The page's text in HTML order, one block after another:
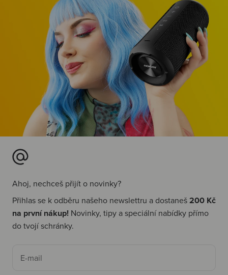
Ahoj, nechceš přijít o novinky?
Přihlas se k odběru našeho newslettru a dostaneš200 Kč
na první nákup! Novinky, tipy a speciální nabídky přímo
do tvojí schránky.
E-mail